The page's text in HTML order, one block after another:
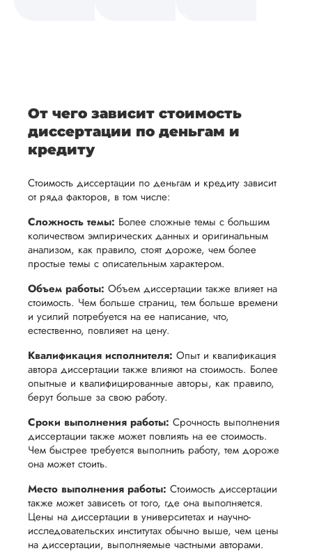
а также
темы.
готовы
предоставить
подготовке
презентации
и речи
перед
защитой.
цель -
обеспечить
вам
в своей
работе и
помочь
вам
успешно
пройти
защиты
научной
работы.
и
проведения
проверки
работы,
установленная
сумма
будет
возвращена
заказчику.
Мы
стремимся
осуществлять
процесс
возврата
способом,
удобным
для вас,
разумные
сроки
после
утверждения
запроса
на
возврат.
работы. В
начале
мы
обсудим
договоримся
о сроках
выполнения,
чтобы
учесть
все
аспекты
написания
работы.
От чего зависит стоимость
диссертации по деньгам и
кредиту
Стоимость диссертации по деньгам и кредиту зависит
от ряда факторов, в том числе:
Сложность темы: Более сложные темы с большим
количеством эмпирических данных и оригинальным
анализом, как правило, стоят дороже, чем более
простые темы с описательным характером.
Объем работы: Объем диссертации также влияет на
стоимость. Чем больше страниц, тем больше времени
и усилий потребуется на ее написание, что,
естественно, повлияет на цену.
Квалификация исполнителя: Опыт и квалификация
автора диссертации также влияют на стоимость. Более
опытные и квалифицированные авторы, как правило,
берут больше за свою работу.
Сроки выполнения работы: Срочность выполнения
диссертации также может повлиять на ее стоимость.
Чем быстрее требуется выполнить работу, тем дороже
она может стоить.
Место выполнения работы: Стоимость диссертации
также может зависеть от того, где она выполняется.
Цены на диссертации в университетах и ​​научно-
исследовательских институтах обычно выше, чем цены
на диссертации, выполняемые частными авторами.